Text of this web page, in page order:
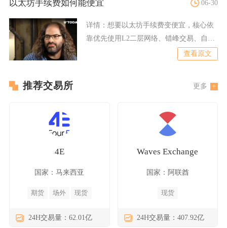
以太坊手续费如何能便宜 06-30
详情： 想要以太坊手续费变便宜，核心依
靠优先使用L2二层网络、错峰交易、自定
查看原文
推荐交易所 更多
4E
国家：马来西亚
期货 场外 现货
24H交易量：62.01亿
Waves Exchange
国家：阿联酋
现货
24H交易量：407.92亿